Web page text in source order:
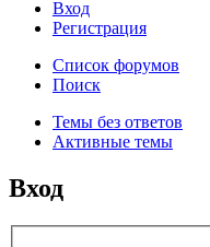
Вход
Регистрация
Список форумов
Поиск
Темы без ответов
Активные темы
Вход